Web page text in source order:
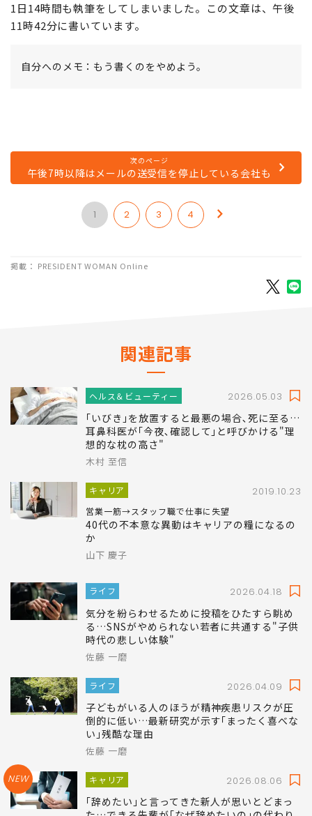
1日14時間も執筆をしてしまいました。この文章は、午後
11時42分に書いています。
自分へのメモ：もう書くのをやめよう。
次のページ
午後7時以降はメールの送受信を停止している会社も
1 2 3 4
掲載： PRESIDENT WOMAN Online
関連記事
ヘルス＆ビューティー 2026.05.03
｢いびき｣を放置すると最悪の場合､死に至る…
耳鼻科医が｢今夜､確認して｣と呼びかける"理
想的な枕の高さ"
木村 至信
キャリア 2019.10.23
営業一筋→スタッフ職で仕事に失望
40代の不本意な異動はキャリアの糧になるの
か
山下 慶子
ライフ 2026.04.18
気分を紛らわせるために投稿をひたすら眺め
る…SNSがやめられない若者に共通する"子供
時代の悲しい体験"
佐藤 一磨
ライフ 2026.04.09
子どもがいる人のほうが精神疾患リスクが圧
倒的に低い…最新研究が示す｢まったく喜べな
い｣残酷な理由
佐藤 一磨
NEW キャリア 2026.08.06
｢辞めたい｣と言ってきた新人が思いとどまっ